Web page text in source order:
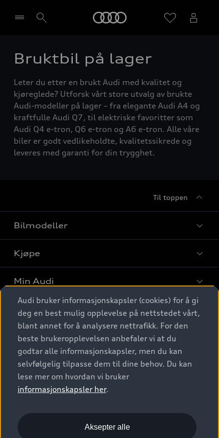
Audi bruker informasjonskapsler (cookies) for å gi
deg en best mulig opplevelse på nettstedet vårt,
blant annet for å analysere nettrafikk. For den
beste brukeropplevelsen anbefaler vi at du
godtar alle informasjonskapsler, men du kan
selvfølgelig tilpasse dem til dine behov. Du kan
lese mer om hvordan vi bruker
informasjonskapsler her.
Aksepter alle
Velg forhandler
Bruktbil på lager
Leter du etter en brukt Audi med kvalitet og
kjøreglede? Utforsk vårt store utvalg av brukte
Audi-modeller på lager – fra elegante Audi A4 og
kraftfulle Audi Q7, til elektriske favoritter som
Audi Q4 e-tron, Q6 e-tron og A6 e-tron. Alle våre
biler er godt vedlikeholdte, kvalitetssikrede og
leveres med garanti for din trygghet.
Til toppen
Bilmodeller
Finn din Audi
Sammenlign bilmodeller
Elbiler
SUV
Stasjonsvogn
Sportback
S/RS
Konseptbiler og prototyper
Kjøpe
Kjøpshjelp
Biler på lager
Finn forhandler
Bestill prøvekjøring
Kontakt forhandler
Bilgarantier
Min Audi
Behold nybilfølelsen
Audi Originalt tilbehør
Verkstedtjenester
Digitale tjenester
Audi digitale tjenester
Audi connect
Functions on demand
Kom i gang med myAudi
Audi Norge
Kundeservice
Audi Driving Experience
© 2026 AUDI NORGE. All Rights Reserved.
Imprint